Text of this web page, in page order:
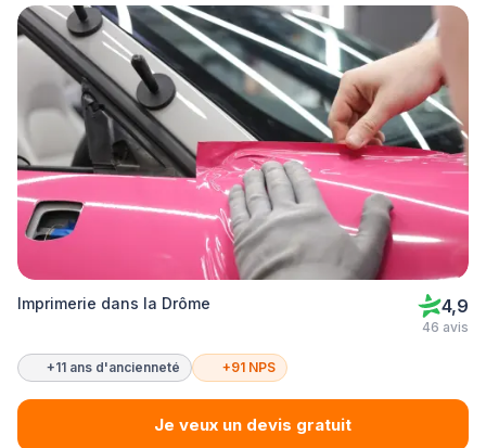
Imprimerie dans la Drôme 4,9
46 avis
+11 ans d'ancienneté +91 NPS
Je veux un devis gratuit